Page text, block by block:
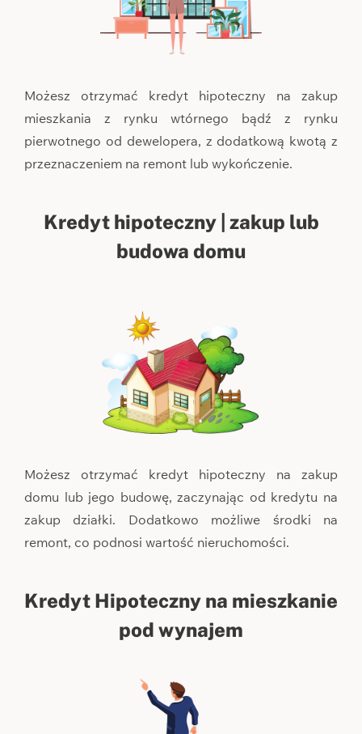
Możesz otrzymać kredyt hipoteczny na zakup
mieszkania z rynku wtórnego bądź z rynku
pierwotnego od dewelopera, z dodatkową kwotą z
przeznaczeniem na remont lub wykończenie.
Kredyt hipoteczny | zakup lub
budowa domu
Możesz otrzymać kredyt hipoteczny na zakup
domu lub jego budowę, zaczynając od kredytu na
zakup działki. Dodatkowo możliwe środki na
remont, co podnosi wartość nieruchomości.
Kredyt Hipoteczny na mieszkanie
pod wynajem